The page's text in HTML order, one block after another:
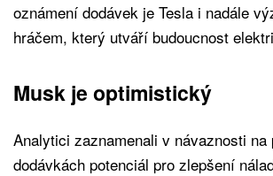
oznámení dodávek je Tesla i nadále
hráčem, který utváří budoucnost
Musk je optimistický
Analytici zaznamenali v návaznosti na
dodávkách potenciál pro zlepšení